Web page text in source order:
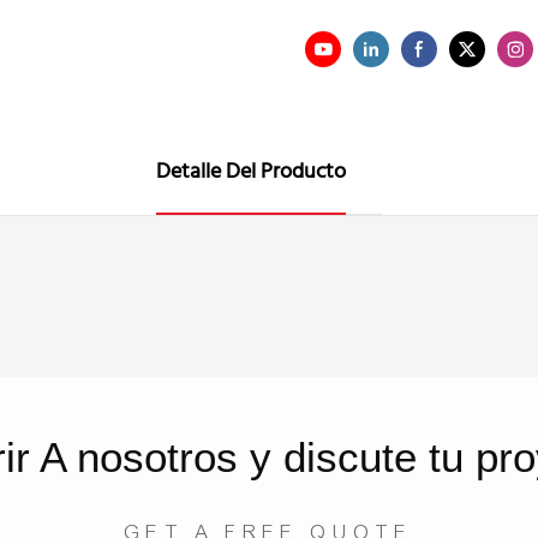
Detalle Del Producto
A nosotros y discute tu
GET A FREE QUOTE